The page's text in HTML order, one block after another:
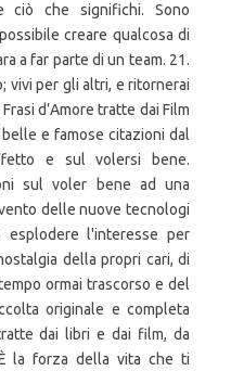
ciò che significhi. Sono
creare qualcosa di
a far parte di un team. 21.
vivi per gli altri, e ritornerai
d’Amore tratte dai Film
e famose citazioni dal
e sul volersi bene.
sul voler bene ad una
delle nuove tecnologi
l'interesse per
della propri cari, di
ormai trascorso e del
originale e completa
dai libri e dai film, da
la forza della vita che ti